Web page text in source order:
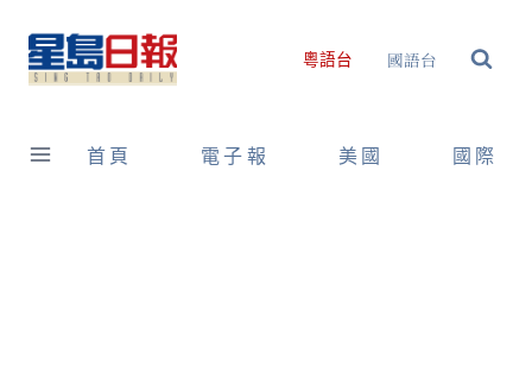
content
粵語台 國語台
首頁 電子報 美國 國際